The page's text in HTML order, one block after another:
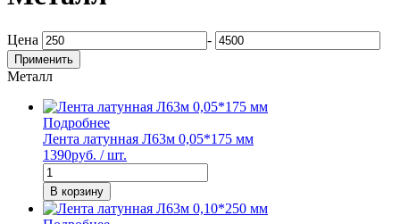
Цена -
Применить
Металл
Подробнее
Лента латунная Л63м 0,05*175 мм
1390руб. / шт.
В корзину